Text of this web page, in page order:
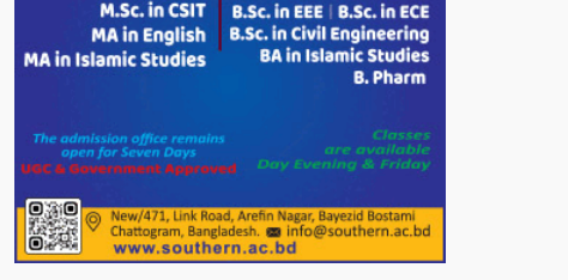
সরকারকে ব্যর্থ করতে দেশের বিরুদ্ধে
একটি দল চক্রান্ত চালিয়ে যাচ্ছে : রিজভী
সোনার দাম বাড়ানোর ঘোষণা।
ভারপ্রাপ্ত রাষ্ট্রপতি হাফিজ উদ্দিন
আহমদের সাথে এইচটি বাংলা অনলাইন
পোর্টাল ও আইপি টিভির সম্পাদক মোঃ
ইসমাইল হোসেনের সৌজন্য সাক্ষাৎ।